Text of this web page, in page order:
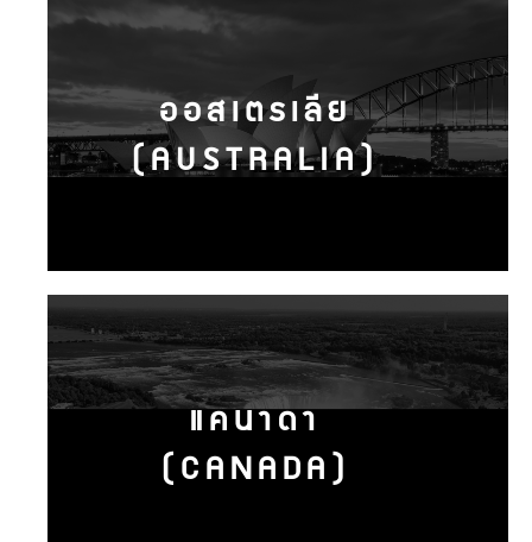
ออสเตรเลีย
(AUSTRALIA)
แคนาดา
(CANADA)